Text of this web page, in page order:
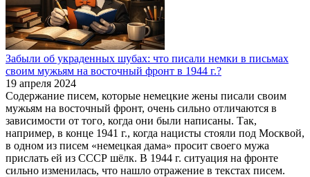
Забыли об украденных шубах: что писали немки в письмах
своим мужьям на восточный фронт в 1944 г.?
19 апреля 2024
Содержание писем, которые немецкие жены писали своим
мужьям на восточный фронт, очень сильно отличаются в
зависимости от того, когда они были написаны. Так,
например, в конце 1941 г., когда нацисты стояли под Москвой,
в одном из писем «немецкая дама» просит своего мужа
прислать ей из СССР шёлк. В 1944 г. ситуация на фронте
сильно изменилась, что нашло отражение в текстах писем.